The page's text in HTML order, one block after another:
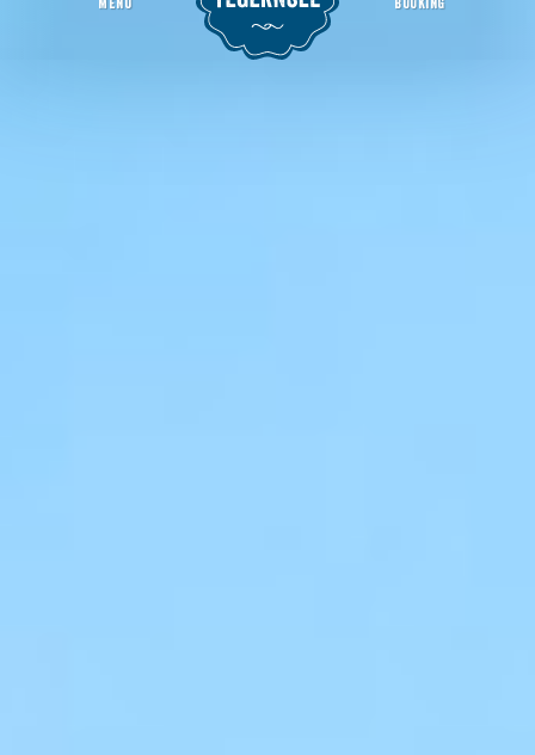
outdoorcenter Tegernsee/ Rahmenprogramm
MENU BOOKING